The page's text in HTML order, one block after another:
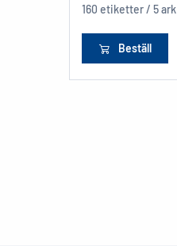
160 etiketter / 5 ark
Beställ